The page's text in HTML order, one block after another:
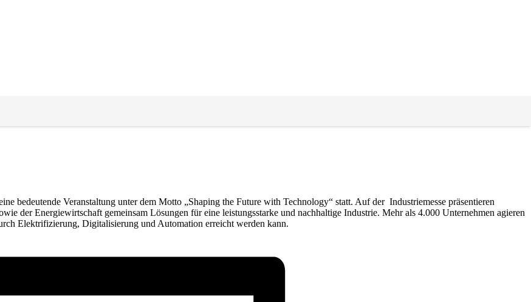
bedeutende Veranstaltung unter dem Motto „Shaping the Future with Technology“ statt. Auf der Industriemesse präsentieren
der Energiewirtschaft gemeinsam Lösungen für eine leistungsstarke und nachhaltige Industrie. Mehr als 4.000 Unternehmen agieren
Elektrifizierung, Digitalisierung und Automation erreicht werden kann.